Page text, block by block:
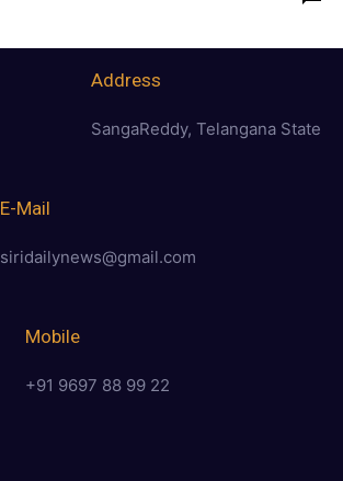
Address
SangaReddy, Telangana State
E-Mail
siridailynews@gmail.com
Mobile
+91 9697 88 99 22